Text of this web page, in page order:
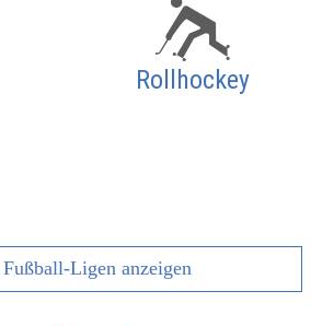
Rollhockey
Ligen anzeigen